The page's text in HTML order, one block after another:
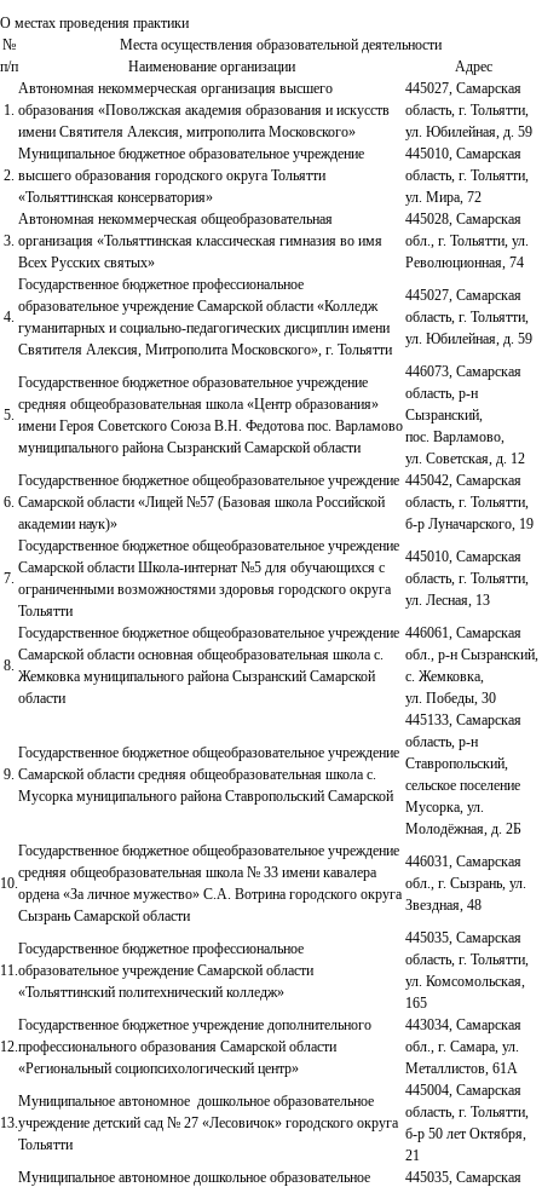
О местах проведения практики
№
п/п
Места осуществления образовательной деятельности
Наименование организации
Адрес
1.
Автономная некоммерческая организация высшего
образования «Поволжская академия образования и искусств
имени Святителя Алексия, митрополита Московского»
445027, Самарская
область, г. Тольятти,
ул. Юбилейная, д. 59
2.
Муниципальное бюджетное образовательное учреждение
высшего образования городского округа Тольятти
«Тольяттинская консерватория»
445010, Самарская
область, г. Тольятти,
ул. Мира, 72
3.
Автономная некоммерческая общеобразовательная
организация «Тольяттинская классическая гимназия во имя
Всех Русских святых»
445028, Самарская
обл., г. Тольятти, ул.
Революционная, 74
4.
Государственное бюджетное профессиональное
образовательное учреждение Самарской области «Колледж
гуманитарных и социально-педагогических дисциплин имени
Святителя Алексия, Митрополита Московского», г. Тольятти
445027, Самарская
область, г. Тольятти,
ул. Юбилейная, д. 59
5.
Государственное бюджетное образовательное учреждение
средняя общеобразовательная школа «Центр образования»
имени Героя Советского Союза В.Н. Федотова пос. Варламово
муниципального района Сызранский Самарской области
446073, Самарская
область, р-н
Сызранский,
пос. Варламово,
ул. Советская, д. 12
6.
Государственное бюджетное общеобразовательное учреждение
Самарской области «Лицей №57 (Базовая школа Российской
академии наук)»
445042, Самарская
область, г. Тольятти,
б-р Луначарского, 19
7.
Государственное бюджетное общеобразовательное учреждение
Самарской области Школа-интернат №5 для обучающихся с
ограниченными возможностями здоровья городского округа
Тольятти
445010, Самарская
область, г. Тольятти,
ул. Лесная, 13
8.
Государственное бюджетное общеобразовательное учреждение
Самарской области основная общеобразовательная школа с.
Жемковка муниципального района Сызранский Самарской
области
446061, Самарская
обл., р-н Сызранский,
с. Жемковка,
ул. Победы, 30
9.
Государственное бюджетное общеобразовательное учреждение
Самарской области средняя общеобразовательная школа с.
Мусорка муниципального района Ставропольский Самарской
445133, Самарская
область, р-н
Ставропольский,
сельское поселение
Мусорка, ул.
Молодёжная, д. 2Б
10.
Государственное бюджетное общеобразовательное учреждение
средняя общеобразовательная школа № 33 имени кавалера
ордена «За личное мужество» С.А. Вотрина городского округа
Сызрань Самарской области
446031, Самарская
обл., г. Сызрань, ул.
Звездная, 48
11.
Государственное бюджетное профессиональное
образовательное учреждение Самарской области
«Тольяттинский политехнический колледж»
445035, Самарская
область, г. Тольятти,
ул. Комсомольская,
165
12.
Государственное бюджетное учреждение дополнительного
профессионального образования Самарской области
«Региональный социопсихологический центр»
443034, Самарская
обл., г. Самара, ул.
Металлистов, 61А
13.
Муниципальное автономное дошкольное образовательное
учреждение детский сад № 27 «Лесовичок» городского округа
Тольятти
445004, Самарская
область, г. Тольятти,
б-р 50 лет Октября,
21
Муниципальное автономное дошкольное образовательное
445035, Самарская